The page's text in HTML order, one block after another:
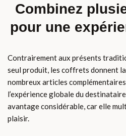
Combinez
pour une
Contrairement aux présents
seul produit, les coffrets donnent
nombreux articles
l’expérience globale du
avantage considérable, car elle
plaisir.